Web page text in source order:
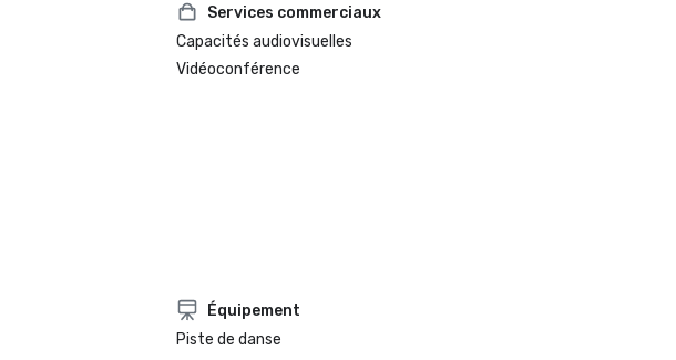
Services commerciaux
Capacités audiovisuelles
Vidéoconférence
Équipement
Piste de danse